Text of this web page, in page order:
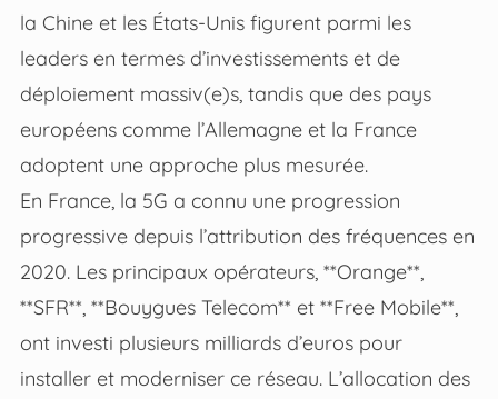
la Chine et les États-Unis figurent parmi les
leaders en termes d’investissements et de
déploiement massiv(e)s, tandis que des pays
européens comme l’Allemagne et la France
adoptent une approche plus mesurée.
En France, la 5G a connu une progression
progressive depuis l’attribution des fréquences en
2020. Les principaux opérateurs, **Orange**,
**SFR**, **Bouygues Telecom** et **Free Mobile**,
ont investi plusieurs milliards d’euros pour
installer et moderniser ce réseau. L’allocation des